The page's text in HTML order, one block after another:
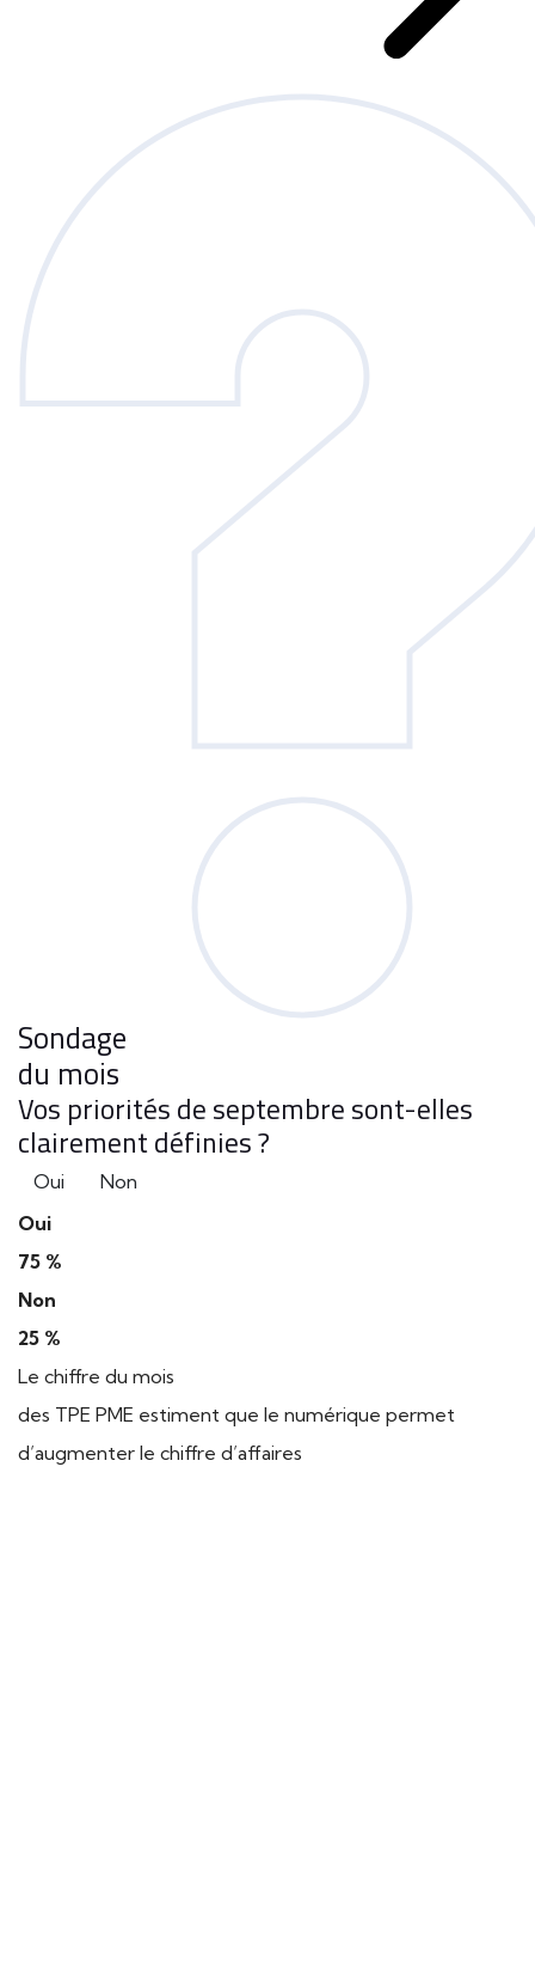
Sondage
du mois
Vos priorités de septembre sont-elles
clairement définies ?
Oui
Non
Oui
75 %
Non
25 %
Le chiffre du mois
des TPE PME estiment que le numérique permet
d’augmenter le chiffre d’affaires